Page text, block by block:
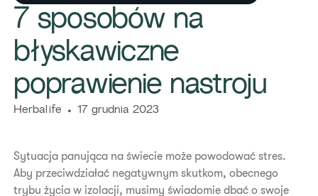
7 sposobów na
błyskawiczne
poprawienie nastroju
Herbalife 17 grudnia 2023
Sytuacja panująca na świecie może powodować stres.
Aby przeciwdziałać negatywnym skutkom, obecnego
trybu życia w izolacji, musimy świadomie dbać o swoje